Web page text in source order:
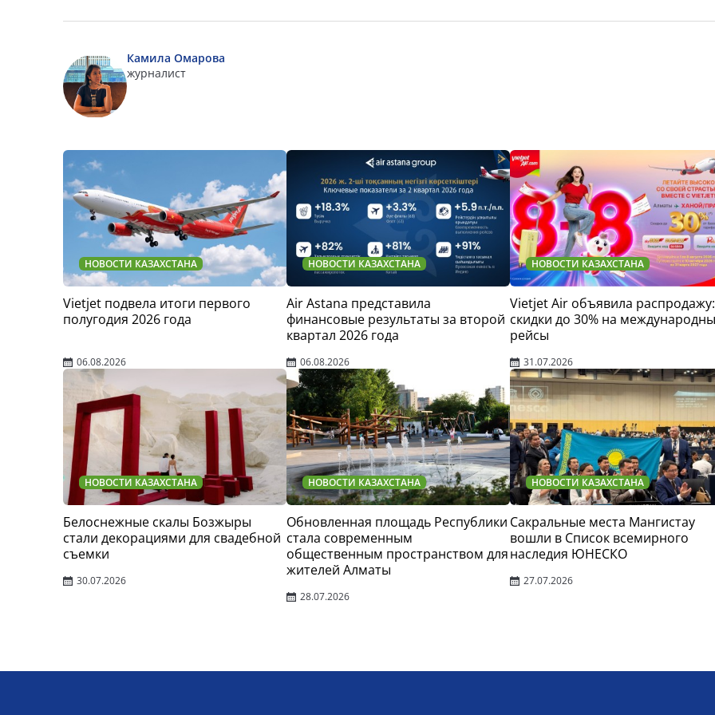
Камила Омарова
журналист
НОВОСТИ КАЗАХСТАНА
Vietjet подвела итоги первого
полугодия 2026 года
06.08.2026
НОВОСТИ КАЗАХСТАНА
Air Astana представила
финансовые результаты за второй
квартал 2026 года
06.08.2026
НОВОСТИ КАЗАХСТАНА
Vietjet Air объявила распродажу:
скидки до 30% на
рейсы
31.07.2026
НОВОСТИ КАЗАХСТАНА
Белоснежные скалы Бозжыры
стали декорациями для свадебной
съемки
30.07.2026
НОВОСТИ КАЗАХСТАНА
Обновленная площадь Республики
стала современным
общественным пространством для
жителей Алматы
28.07.2026
НОВОСТИ КАЗАХСТАНА
Сакральные места Мангистау
вошли в Список всемирного
наследия ЮНЕСКО
27.07.2026